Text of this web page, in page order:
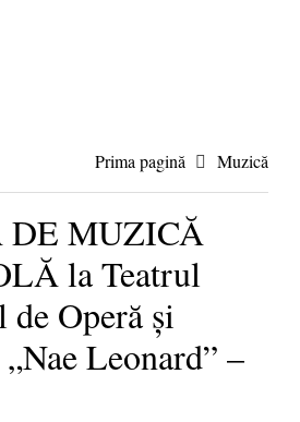
Prima pagină Muzică
DE MUZICĂ
la Teatrul
de Operă și
Leonard” –